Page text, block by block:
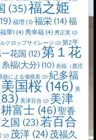
(35)福之姫
福増 (3) 福栄 (14) 福
福華1 (4) 秀幸福 (4) 秀正実 (2)
クロップサイレージ (2) 第2平
花国 (12) 第１花
糸福(大分) (10) 糸福（鹿児
統による価格差 (2) 紀多福
美国桜 (146) 美
美津百合 (2) 美津
耕富士 (46)聖香
国 (23)若百合
(2) 茂洋 (24)茂福久